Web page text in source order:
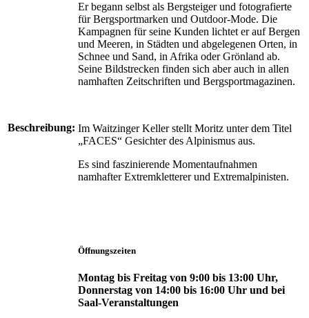
Beschreibung:
Er begann selbst als Bergsteiger und fotografierte
für Bergsportmarken und Outdoor-Mode. Die
Kampagnen für seine Kunden lichtet er auf Bergen
und Meeren, in Städten und abgelegenen Orten, in
Schnee und Sand, in Afrika oder Grönland ab.
Seine Bildstrecken finden sich aber auch in allen
namhaften Zeitschriften und Bergsportmagazinen.
Im Waitzinger Keller stellt Moritz unter dem Titel
„FACES“ Gesichter des Alpinismus aus.
Es sind faszinierende Momentaufnahmen
namhafter Extremkletterer und Extremalpinisten.
Öffnungszeiten
Montag bis Freitag von 9:00 bis 13:00 Uhr,
Donnerstag von 14:00 bis 16:00 Uhr und bei
Saal-Veranstaltungen